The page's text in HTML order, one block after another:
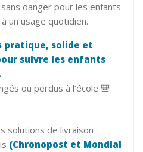
sans danger pour les enfants
un usage quotidien.
pratique, solide et
suivre les enfants
ou perdus à l’école 🎒
solutions de livraison :
(Chronopost et Mondial